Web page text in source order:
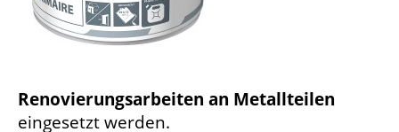
Renovierungsarbeiten an Metallteilen
eingesetzt werden.